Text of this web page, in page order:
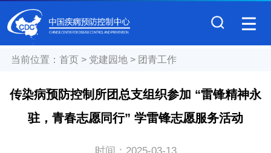
当前位置： 首页> 党建园地> 团青工作
传染病预防控制所团总支组织参加 “雷锋精神永
驻，青春志愿同行” 学雷锋志愿服务活动